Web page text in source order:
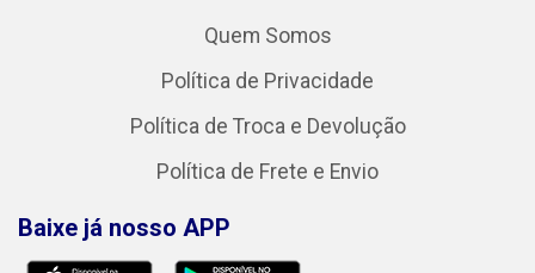
Quem Somos
Política de Privacidade
Política de Troca e Devolução
Política de Frete e Envio
Baixe já nosso APP